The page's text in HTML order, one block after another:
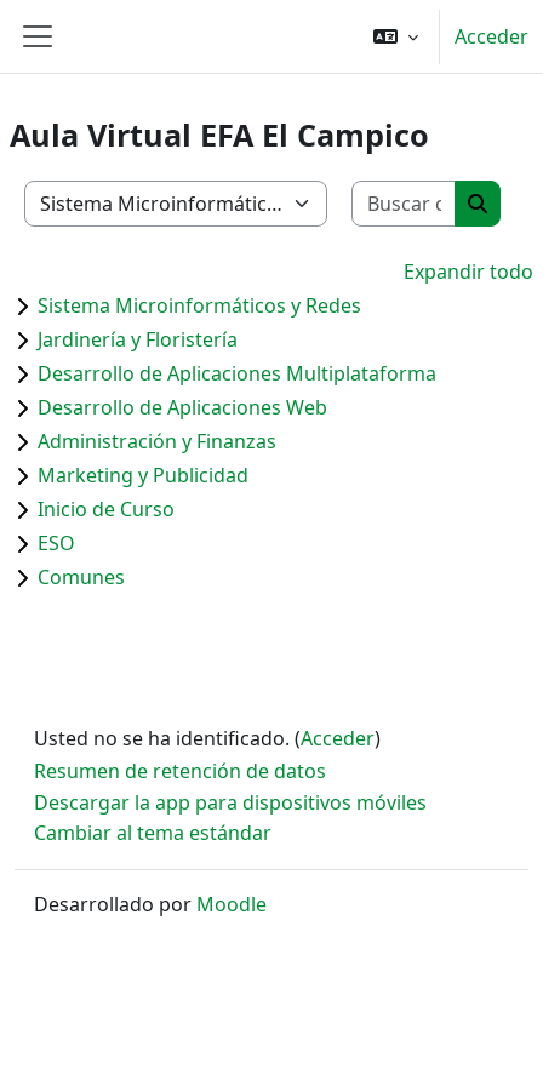
Panel lateral
Acceder
Aula Virtual EFA El Campico
Categorías
Buscar
Expandir todo
Sistema Microinformáticos y Redes
Jardinería y Floristería
Desarrollo de Aplicaciones Multiplataforma
Desarrollo de Aplicaciones Web
Administración y Finanzas
Marketing y Publicidad
Inicio de Curso
ESO
Comunes
Usted no se ha identificado. (Acceder)
Resumen de retención de datos
Descargar la app para dispositivos móviles
Cambiar al tema estándar
Desarrollado por Moodle